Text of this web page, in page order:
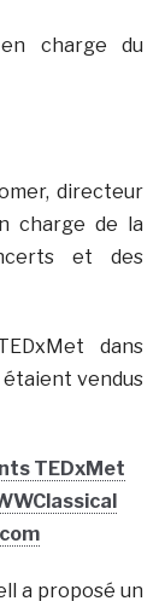
charge du
directeur
charge de la
et des
dans
vendus
TEDxMet
a proposé un